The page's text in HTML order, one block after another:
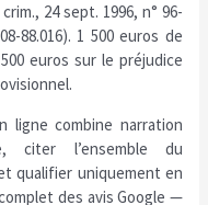
24 sept. 1996, n° 96-
88.016). 1 500 euros de
euros sur le préjudice
ligne combine narration
citer l’ensemble du
qualifier uniquement en
des avis Google —